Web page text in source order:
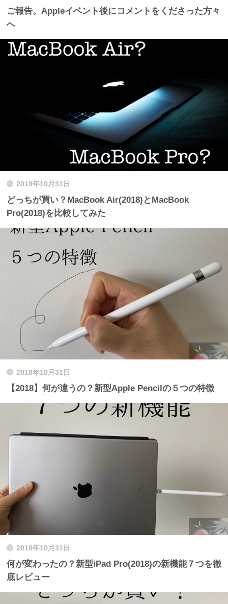
ご報告。Appleイベント後にコメントをくださった方々
へ
2018年10月31日
どっちが買い？MacBook Air(2018)とMacBook
Pro(2018)を比較してみた
2018年10月31日
【2018】何が違うの？新型Apple Pencilの５つの特徴
2018年10月31日
何が変わったの？新型iPad Pro(2018)の新機能７つを徹
底レビュー